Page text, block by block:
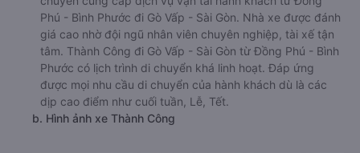
Phú - Bình Phước đi Gò Vấp - Sài Gòn. Nhà xe được đánh
giá cao nhờ đội ngũ nhân viên chuyên nghiệp, tài xế tận
tâm. Thành Công đi Gò Vấp - Sài Gòn từ Đồng Phú - Bình
Phước có lịch trình di chuyển khá linh hoạt. Đáp ứng
được mọi nhu cầu di chuyển của hành khách dù là các
dịp cao điểm như cuối tuần, Lễ, Tết.
b. Hình ảnh xe Thành Công